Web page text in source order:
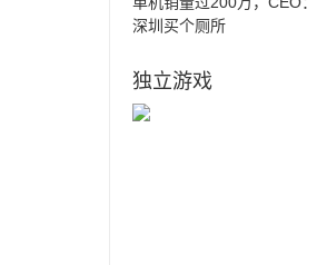
深圳买个厕所
独立游戏